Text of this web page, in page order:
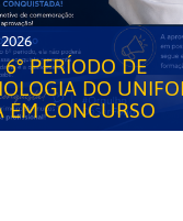
PERÍODO DE
DO
CONCURSO